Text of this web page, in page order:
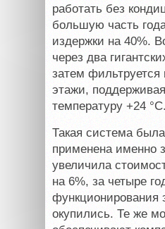
работать без
большую часть
издержки на 40%.
через два
затем фильтруется
этажи,
температуру +24 °C.
Такая система
применена именно
увеличила
на 6%, за четыре
функционирования
окупились. Те же